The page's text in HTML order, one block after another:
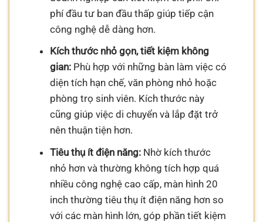
phí đầu tư ban đầu thấp giúp tiếp cận
công nghệ dễ dàng hơn.
Kích thước nhỏ gọn, tiết kiệm không
gian:Phù hợp với những bàn làm việc có
diện tích hạn chế, văn phòng nhỏ hoặc
phòng trọ sinh viên. Kích thước này
cũng giúp việc di chuyển và lắp đặt trở
nên thuận tiện hơn.
Tiêu thụ ít điện năng:Nhờ kích thước
nhỏ hơn và thường không tích hợp quá
nhiều công nghệ cao cấp, màn hình 20
inch thường tiêu thụ ít điện năng hơn so
với các màn hình lớn, góp phần tiết kiệm